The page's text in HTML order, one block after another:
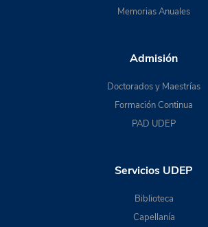
Memorias Anuales
Admisión
Doctorados y Maestrías
Formación Continua
PAD UDEP
Servicios UDEP
Biblioteca
Capellanía